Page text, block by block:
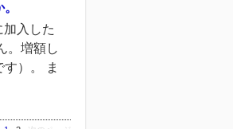
入した
。増額し
）。 ま